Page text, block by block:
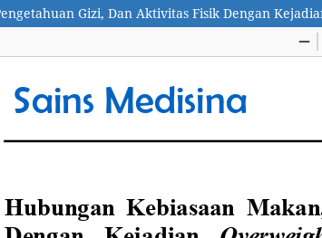
Gizi, Dan Aktivitas Fisik Dengan